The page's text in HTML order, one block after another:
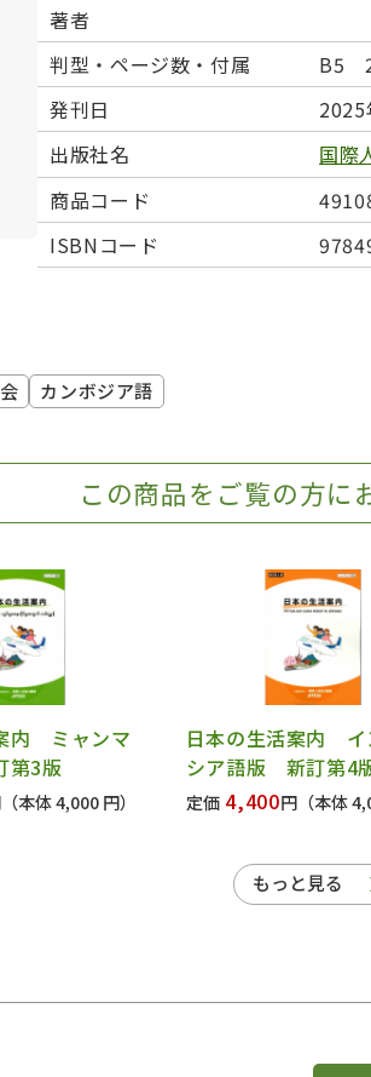
著者
判型・ページ数・付属
B5
発刊日
2025
出版社名
国際
商品コード
ISBNコード
カンボジア語
この商品をご覧の方に
内 ミャンマ
第3版
（本体 4,000 円）
日本の生活案内 イ
シア語版 新訂第4
定価 4,400円 （本体
もっと見る